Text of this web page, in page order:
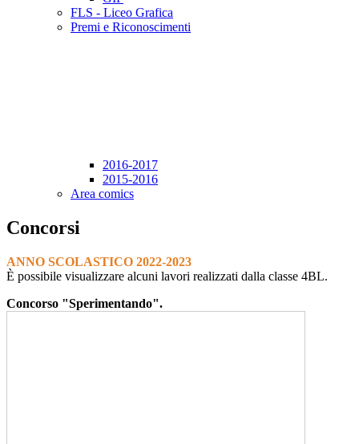
FLS - Liceo Grafica
Premi e Riconoscimenti
2016-2017
2015-2016
Area comics
Concorsi
ANNO SCOLASTICO 2022-2023
È possibile visualizzare alcuni lavori realizzati dalla classe 4BL.
Concorso "Sperimentando".